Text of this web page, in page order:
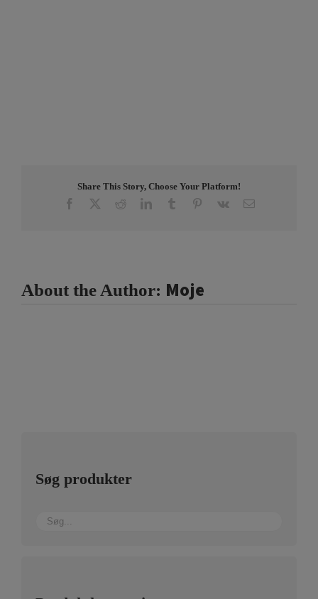
Share This Story, Choose Your Platform!
Facebook RedditLinkedInTumblr Pinterest
Vk Email
About the Author: Moje
Søg produkter